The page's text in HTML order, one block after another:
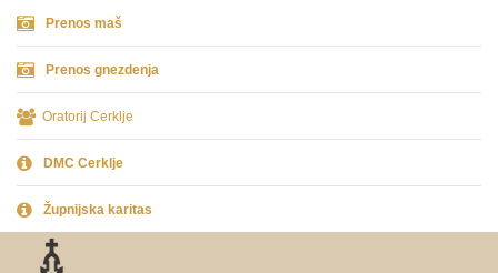
Prenos maš
Prenos gnezdenja
Oratorij Cerklje
DMC Cerklje
Župnijska karitas